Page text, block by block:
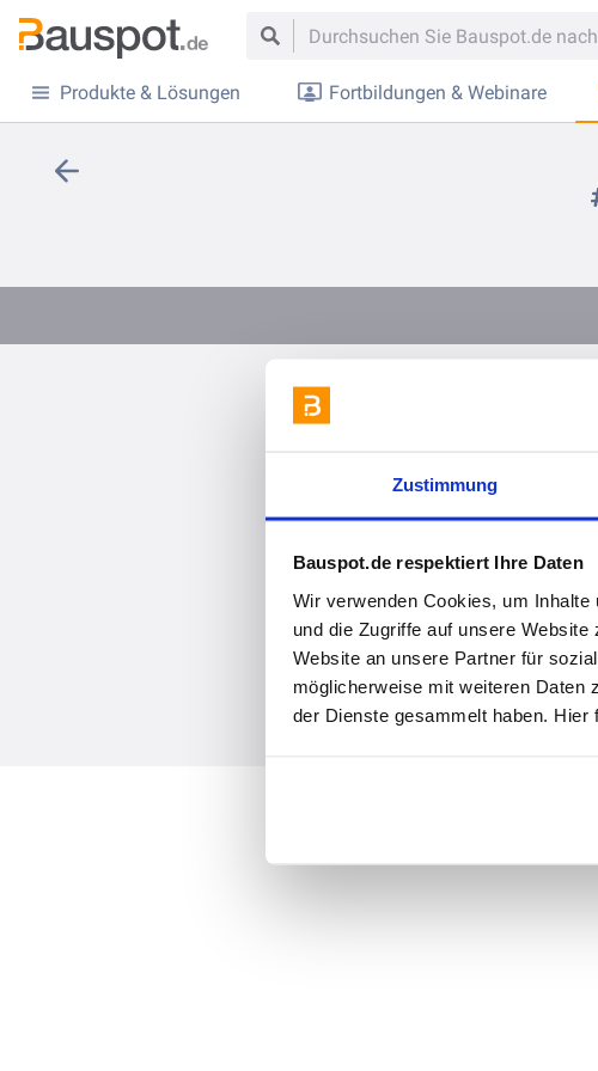
Zustimmung
Bauspot.de respektiert Ihre Daten
Wir verwenden Cookies, um
und die Zugriffe auf unsere
Website an unsere Partner für
möglicherweise mit weiteren Daten
der Dienste gesammelt haben. Hier
Produkte & Lösungen Fortbildungen & Webinare